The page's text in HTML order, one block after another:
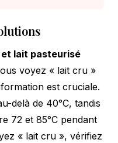
et lait pasteurisé
voyez « lait cru »
est cruciale.
delà de 40°C, tandis
72 et 85°C pendant
« lait cru », vérifiez